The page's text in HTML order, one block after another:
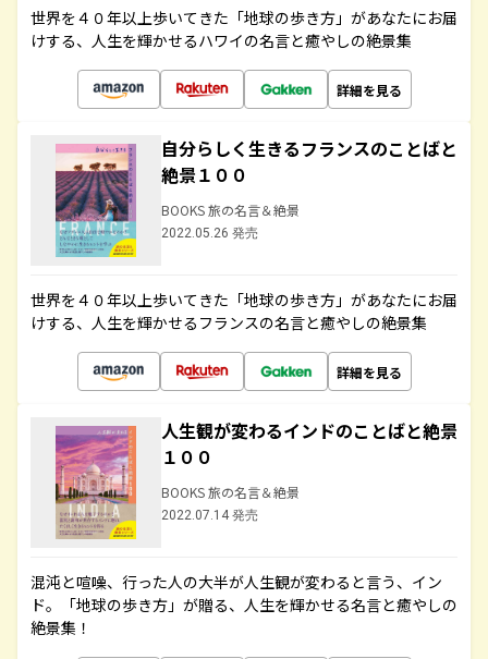
世界を４０年以上歩いてきた「地球の歩き方」があなたにお届
けする、人生を輝かせるハワイの名言と癒やしの絶景集
詳細を見る
自分らしく生きるフランスのことばと
絶景１００
BOOKS 旅の名言＆絶景
2022.05.26 発売
世界を４０年以上歩いてきた「地球の歩き方」があなたにお届
けする、人生を輝かせるフランスの名言と癒やしの絶景集
詳細を見る
人生観が変わるインドのことばと絶景
１００
BOOKS 旅の名言＆絶景
2022.07.14 発売
混沌と喧噪、行った人の大半が人生観が変わると言う、イン
ド。「地球の歩き方」が贈る、人生を輝かせる名言と癒やしの
絶景集！